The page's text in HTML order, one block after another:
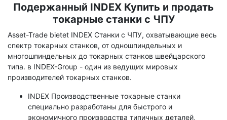
Срок
Подержанный INDEX Купить и продать
токарные станки с ЧПУ
Asset-Trade bietet INDEX Станки с ЧПУ, охватывающие весь
спектр токарных станков, от одношпиндельных и
многошпиндельных до токарных станков швейцарского
типа. в INDEX-Group - один из ведущих мировых
производителей токарных станков.
INDEX Производственные токарные станки
специально разработаны для быстрого и
экономичного производства типичных деталей,